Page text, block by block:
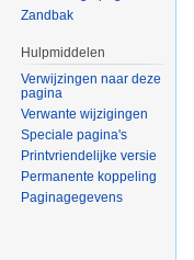
Zandbak
Hulpmiddelen
Verwijzingen naar deze
pagina
Verwante wijzigingen
Speciale pagina's
Printvriendelijke versie
Permanente koppeling
Paginagegevens